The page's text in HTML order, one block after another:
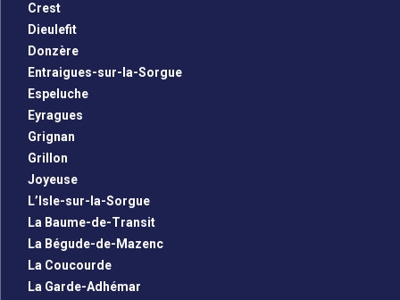
Crest
Dieulefit
Donzère
Entraigues-sur-la-Sorgue
Espeluche
Eyragues
Grignan
Grillon
Joyeuse
L’Isle-sur-la-Sorgue
La Baume-de-Transit
La Bégude-de-Mazenc
La Coucourde
La Garde-Adhémar